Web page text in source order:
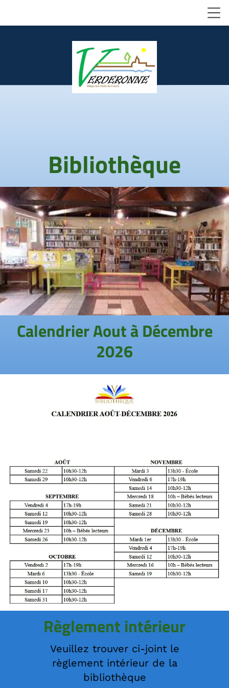
Bibliothèque
Calendrier Aout à Décembre
2026
Règlement intérieur
Veuillez trouver ci-joint le
règlement intérieur de la
bibliothèque